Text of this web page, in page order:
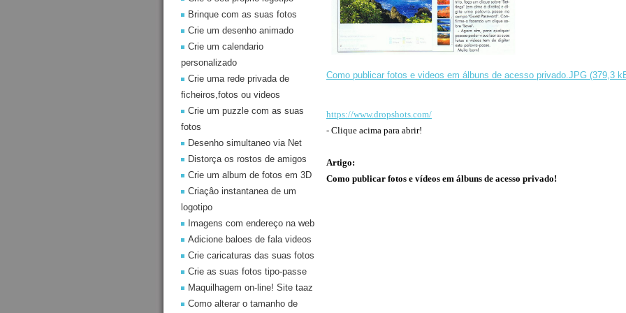
Como publicar fotos e videos em álbuns de acesso privado.JPG (379,3
https://www.dropshots.com/
- Clique acima para abrir!
Artigo:
Como publicar fotos e vídeos em álbuns de acesso privado!
Brinque com as suas fotos
Crie um desenho animado
Crie um calendario
personalizado
Crie uma rede privada de
ficheiros,fotos ou videos
Crie um puzzle com as suas
fotos
Desenho simultaneo via Net
Distorça os rostos de amigos
Crie um album de fotos em 3D
Criaçâo instantanea de um
logotipo
Imagens com endereço na web
Adicione baloes de fala videos
Crie caricaturas das suas fotos
Crie as suas fotos tipo-passe
Maquilhagem on-line! Site taaz
Como alterar o tamanho de